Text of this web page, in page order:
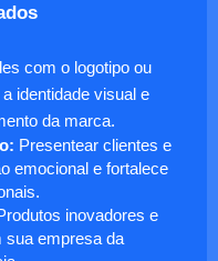
com o logotipo ou
identidade visual e
da marca.
Presentear clientes e
emocional e fortalece
inovadores e
sua empresa da